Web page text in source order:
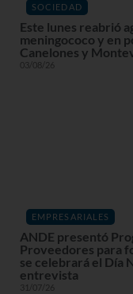
SOCIEDAD
Este lunes reabrió
meningococo y en
Canelones y
03/08/26
EMPRESARIALES
ANDE presentó
Proveedores para
se celebrará el Día
entrevista
31/07/26